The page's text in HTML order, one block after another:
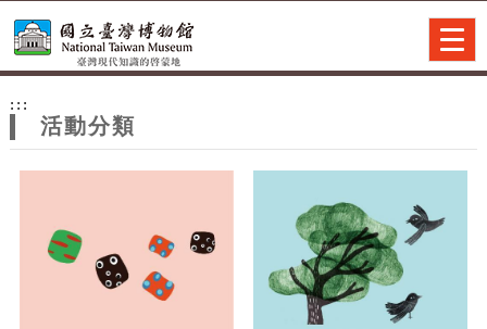
網
站
主
:::
活動分類